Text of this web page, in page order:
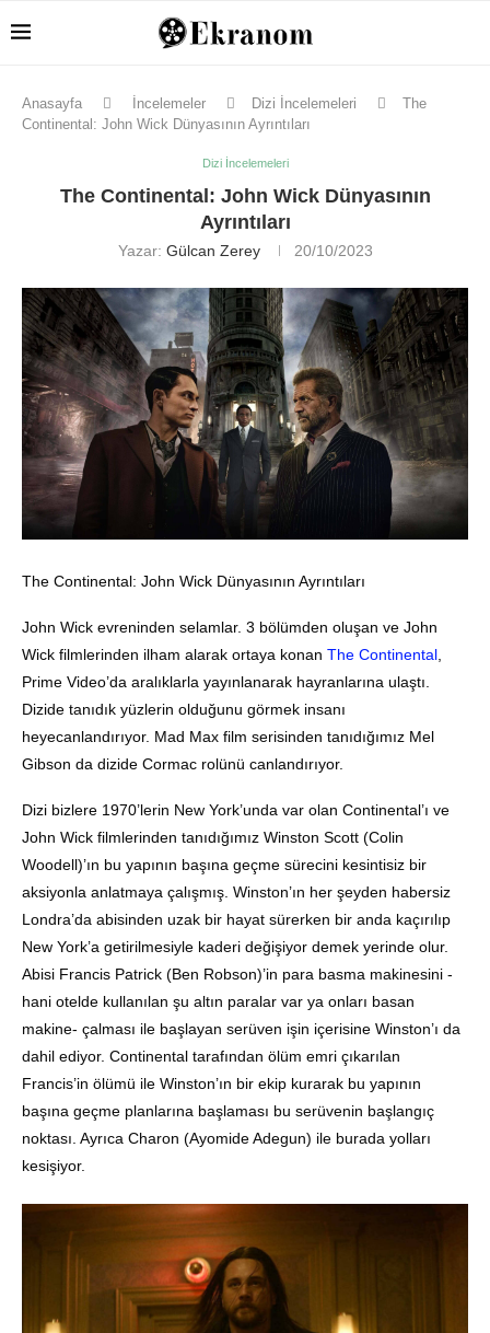
Anasayfa İncelemeler Dizi İncelemeleri
The
Continental: John Wick Dünyasının Ayrıntıları
Dizi İncelemeleri
The Continental: John Wick Dünyasının
Ayrıntıları
Yazar: Gülcan Zerey 20/10/2023
The Continental: John Wick Dünyasının Ayrıntıları
John Wick evreninden selamlar. 3 bölümden oluşan ve John
Wick filmlerinden ilham alarak ortaya konan The Continental
Prime Video’da aralıklarla yayınlanarak hayranlarına ulaştı.
Dizide tanıdık yüzlerin olduğunu görmek insanı
heyecanlandırıyor. Mad Max film serisinden tanıdığımız Mel
Gibson da dizide Cormac rolünü canlandırıyor.
Dizi bizlere 1970’lerin New York’unda var olan Continental’ı ve
John Wick filmlerinden tanıdığımız Winston Scott (Colin
Woodell)’ın bu yapının başına geçme sürecini kesintisiz bir
aksiyonla anlatmaya çalışmış. Winston’ın her şeyden habersiz
Londra’da abisinden uzak bir hayat sürerken bir anda kaçırılıp
New York’a getirilmesiyle kaderi değişiyor demek yerinde olur.
Abisi Francis Patrick (Ben Robson)’in para basma makinesini -
hani otelde kullanılan şu altın paralar var ya onları basan
makine- çalması ile başlayan serüven işin içerisine Winston’ı da
dahil ediyor. Continental tarafından ölüm emri çıkarılan
Francis’in ölümü ile Winston’ın bir ekip kurarak bu yapının
başına geçme planlarına başlaması bu serüvenin başlangıç
noktası. Ayrıca Charon (Ayomide Adegun) ile burada yolları
kesişiyor.